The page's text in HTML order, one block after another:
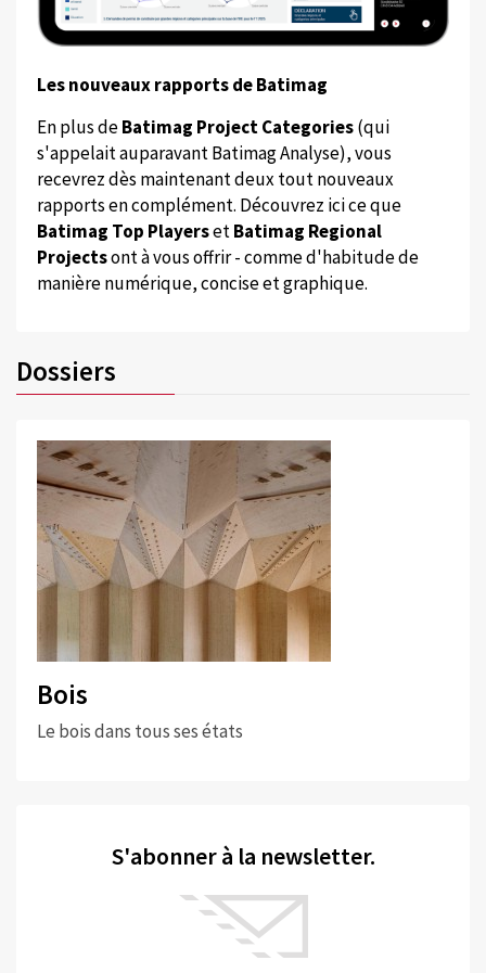
Les nouveaux rapports de Batimag
En plus deBatimag Project Categories(qui
s'appelait auparavant Batimag Analyse), vous
recevrez dès maintenant deux tout nouveaux
rapports en complément. Découvrez ici ce que
Batimag Top PlayersetBatimag Regional
Projectsont à vous offrir - comme d'habitude de
manière numérique, concise et graphique.
Dossiers
Bois
Le bois dans tous ses états
S'abonner à la newsletter.